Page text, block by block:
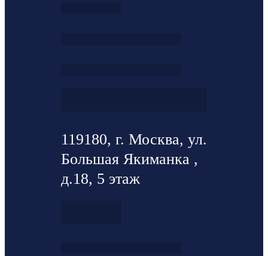
119180, г. Москва, ул.
Большая Якиманка ,
д.18, 5 этаж